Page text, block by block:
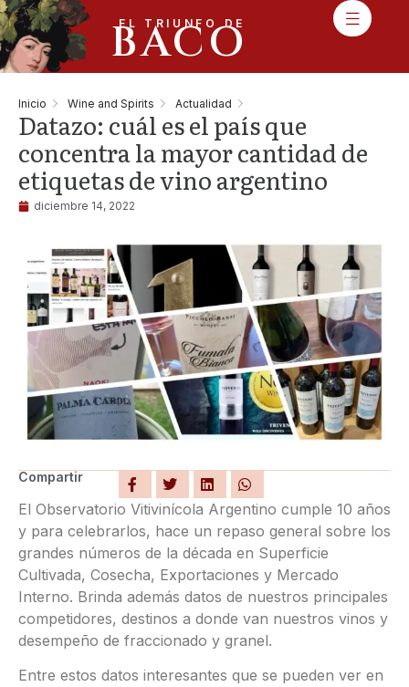
EL TRIUNFO DE
BACO
Inicio Wine and Spirits Actualidad
Datazo: cuál es el país que
concentra la mayor cantidad de
etiquetas de vino argentino
diciembre 14, 2022
Compartir
El Observatorio Vitivinícola Argentino cumple 10 años
y para celebrarlos, hace un repaso general sobre los
grandes números de la década en Superficie
Cultivada, Cosecha, Exportaciones y Mercado
Interno. Brinda además datos de nuestros principales
competidores, destinos a donde van nuestros vinos y
desempeño de fraccionado y granel.
Entre estos datos interesantes que se pueden ver en